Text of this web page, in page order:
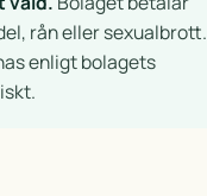
rån eller sexualbrott.
enligt bolagets